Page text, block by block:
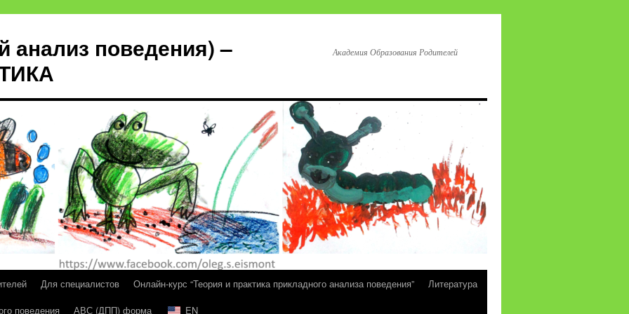
анализ поведения) –
Академия Образования Родителей
Для специалистов Онлайн-курс “Теория и практика прикладного анализа поведения”
Литература
поведения АВС (ДПП) форма EN